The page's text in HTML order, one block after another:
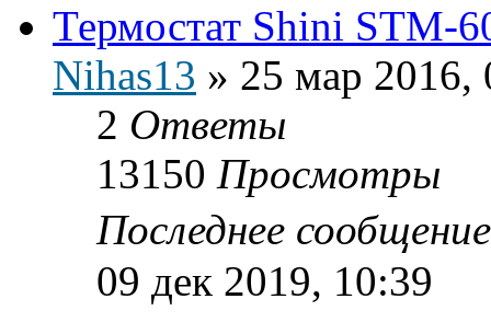
Термостат Shini STM-
Nihas13 » 25 мар 2016,
2 Ответы
13150 Просмотры
Последнее
09 дек 2019, 10:39